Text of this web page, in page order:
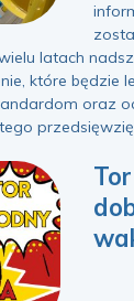
latach
które będzie
oraz